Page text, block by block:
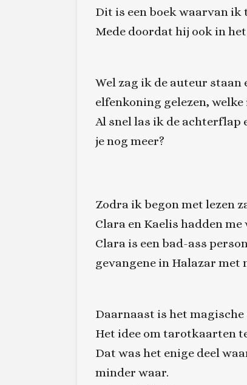
Dit is een boek waarvan ik
Mede doordat hij ook in
Wel zag ik de auteur staan
elfenkoning gelezen,
Al snel las ik de achterflap
je nog meer?
Zodra ik begon met lezen
Clara en Kaelis hadden
Clara is een bad-ass
gevangene in Halazar
Daarnaast is het
Het idee om tarotkaarten
Dat was het enige deel
minder waar.